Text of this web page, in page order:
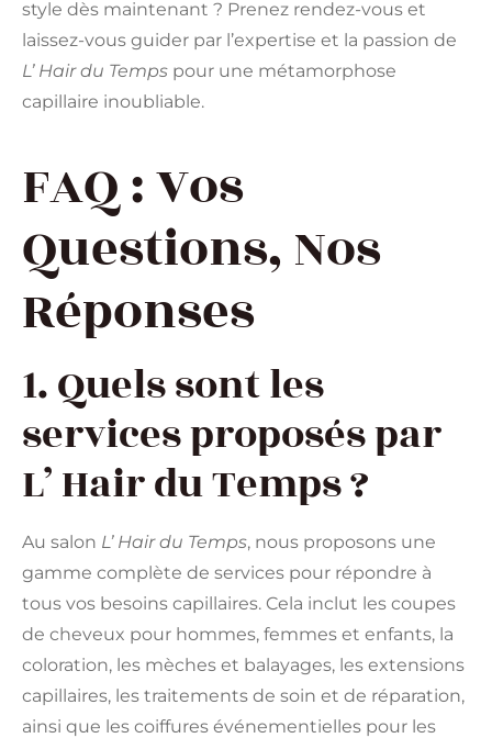
style dès maintenant ? Prenez rendez-vous et
laissez-vous guider par l’expertise et la passion de
L’ Hair du Temps pour une métamorphose
capillaire inoubliable.
FAQ : Vos
Questions, Nos
Réponses
1. Quels sont les
services proposés par
L’ Hair du Temps ?
Au salon L’ Hair du Temps, nous proposons une
gamme complète de services pour répondre à
tous vos besoins capillaires. Cela inclut les coupes
de cheveux pour hommes, femmes et enfants, la
coloration, les mèches et balayages, les extensions
capillaires, les traitements de soin et de réparation,
ainsi que les coiffures événementielles pour les